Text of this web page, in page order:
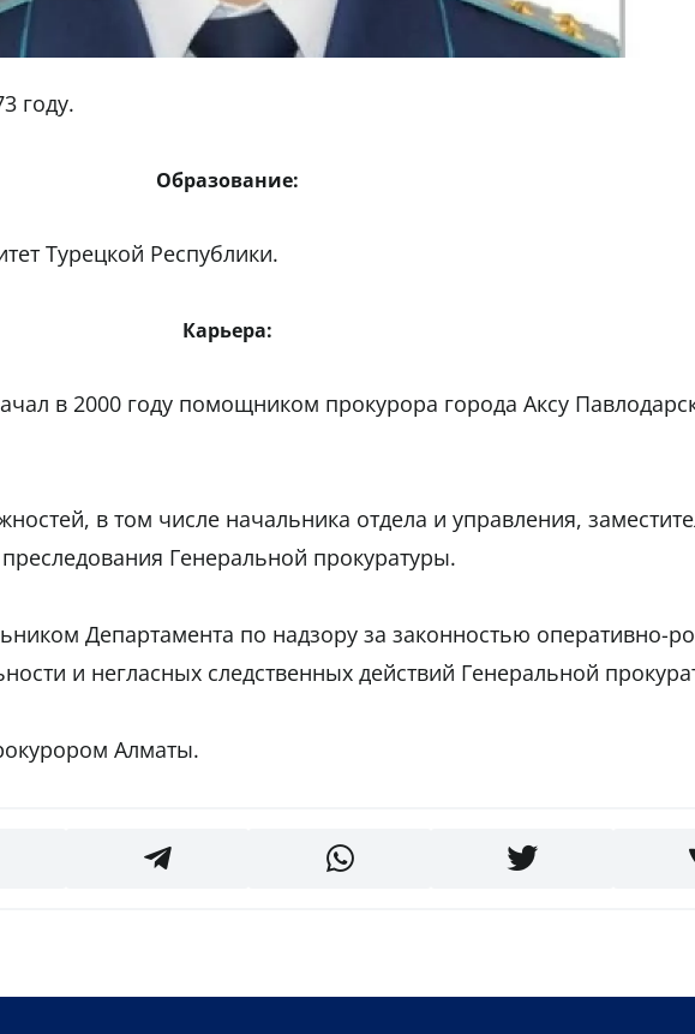
году.
Образование:
Турецкой Республики.
Карьера:
в 2000 году помощником прокурора города Аксу
в том числе начальника отдела и управления,
Генеральной прокуратуры.
Департамента по надзору за законностью оперативно-
и негласных следственных действий Генеральной
Алматы.